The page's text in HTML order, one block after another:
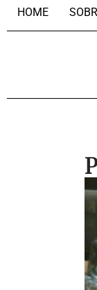
HOME